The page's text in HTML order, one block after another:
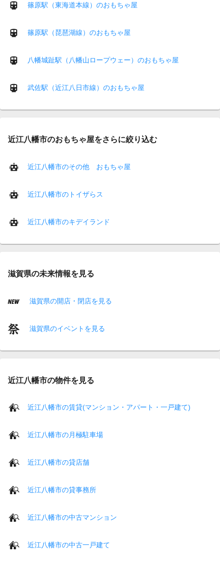
篠原駅（東海道本線）のおもちゃ屋
篠原駅（琵琶湖線）のおもちゃ屋
八幡城趾駅（八幡山ロープウェー）のおもちゃ屋
武佐駅（近江八日市線）のおもちゃ屋
近江八幡市のおもちゃ屋をさらに絞り込む
近江八幡市のその他 おもちゃ屋
近江八幡市のトイザらス
近江八幡市のキデイランド
滋賀県の未来情報を見る
滋賀県の開店・閉店を見る
滋賀県のイベントを見る
近江八幡市の物件を見る
近江八幡市の賃貸(マンション・アパート・一戸建て)
近江八幡市の月極駐車場
近江八幡市の貸店舗
近江八幡市の貸事務所
近江八幡市の中古マンション
近江八幡市の中古一戸建て